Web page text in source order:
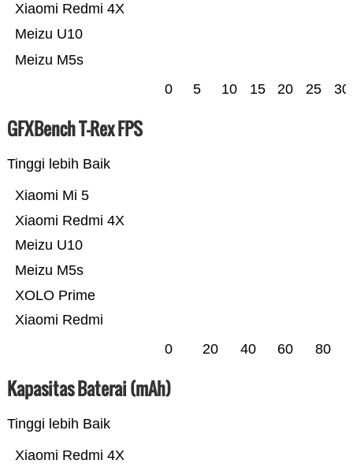
Meizu M5s
Meizu U10
Xiaomi Redmi 4X
0 5 10 15 20 25 30
GFXBench T-Rex FPS
Tinggi lebih Baik
Xiaomi Redmi
XOLO Prime
Meizu M5s
Meizu U10
Xiaomi Redmi 4X
Xiaomi Mi 5
0 20 40 60 80
Kapasitas Baterai (mAh)
Tinggi lebih Baik
Xiaomi Redmi 4X